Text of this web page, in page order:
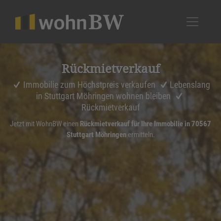
Rückmiet­ver­kauf
Immobilie zum Höchstpreis verkaufen
Lebenslang
in Stuttgart Möhringen wohnen bleiben
Rückmietverkauf
Jetzt mit WohnBW einen Rückmietverkauf für Ihre Immobilie in 70567
Stuttgart Möhringenermitteln.